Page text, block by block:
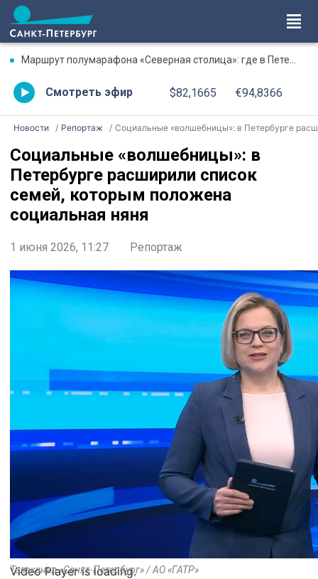
Маршрут полумарафона «Северная столица»: где в Петербурге будут перекрыты дороги 9 августа
Смотреть эфир $82,1665 €94,8366
Новости Репортаж Социальные «волшебницы»: в Петербурге расширили список семей, которым положена социальная няня
Социальные «волшебницы»: в
Петербурге расширили список
семей, которым положена
социальная няня
1 июня 2026, 11:27 Репортаж
Video Player is loading.
Телеканал «Санкт-Петербург» / АО «ГАТР»